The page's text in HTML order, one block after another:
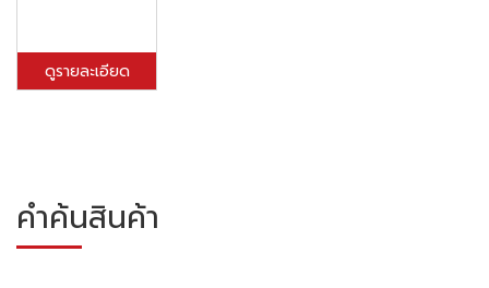
ดูรายละเอียด
คำค้นสินค้า